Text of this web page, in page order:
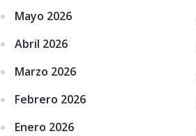
Mayo 2026
Abril 2026
Marzo 2026
Febrero 2026
Enero 2026